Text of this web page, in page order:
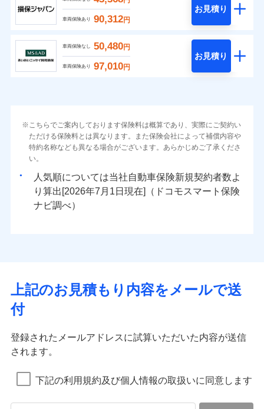
車両保険あり 90,312円
お見積り
車両保険なし 50,480円
車両保険あり 97,010円
お見積り
こちらでご案内しております保険料は概算であり、実際にご契約い
ただける保険料とは異なります。また保険会社によって補償内容や
特約名称なども異なる場合がございます。あらかじめご了承くださ
い。
人気順については当社
新規契約者数よ
り算出[
年 月
日現在]（ドコモスマート保険
ナビ調べ）
上記のお見積もり内容をメールで送
付
登録されたメールアドレスに試算いただいた内容が送信
されます。
下記の利用規約及び個人情報の取扱いに同意します